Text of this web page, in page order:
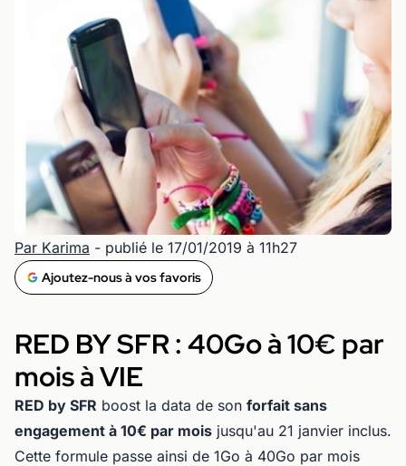
Par Karima - publié le 17/01/2019 à 11h27
Ajoutez-nous à vos favoris
RED BY SFR : 40Go à 10€ par
mois à VIE
RED by SFR boost la data de son forfait sans
engagement à 10€ par mois jusqu'au 21 janvier inclus.
Cette formule passe ainsi de 1Go à 40Go par mois